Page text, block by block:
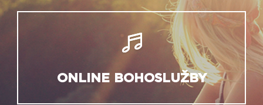
ONLINE BOHOSLUŽBY